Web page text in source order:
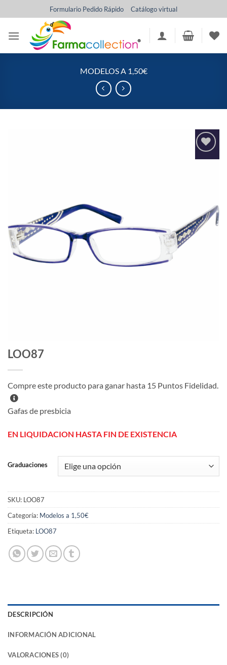
al
contenido
Formulario Pedido Rápido Catálogo virtual
MODELOS A 1,50€
Añadir
LOO87
Compre este producto para ganar hasta 15 Puntos Fidelidad.
Gafas de presbicia
EN LIQUIDACION HASTA FIN DE EXISTENCIA
Graduaciones
SKU: LOO87
Categoría: Modelos a 1,50€
Etiqueta: LOO87
DESCRIPCIÓN
INFORMACIÓN ADICIONAL
VALORACIONES (0)